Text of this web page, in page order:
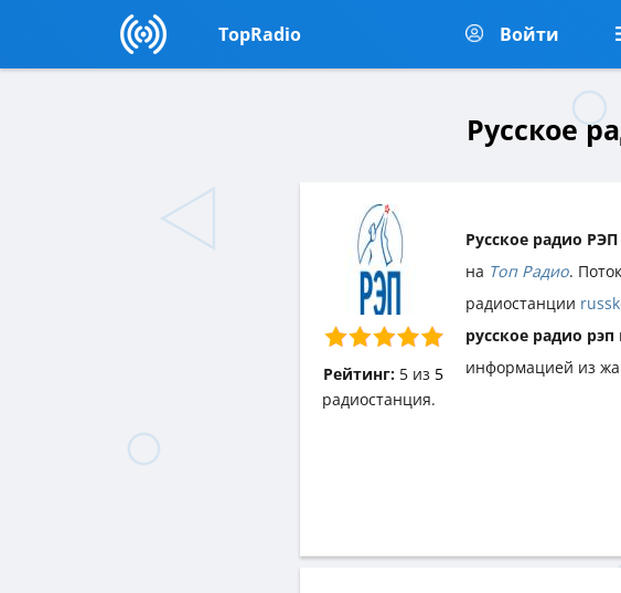
TopRadio Войти
Русское
Рейтинг: 5из 5
Русское радио
на Топ Радио.
радиостанции
русское радио рэп
информацией из
радиостанция.